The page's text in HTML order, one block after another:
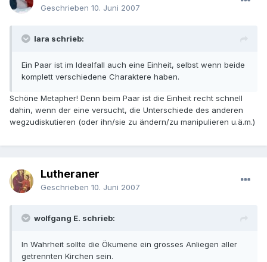
Geschrieben 10. Juni 2007
lara schrieb:
Ein Paar ist im Idealfall auch eine Einheit, selbst wenn beide
komplett verschiedene Charaktere haben.
Schöne Metapher! Denn beim Paar ist die Einheit recht schnell
dahin, wenn der eine versucht, die Unterschiede des anderen
wegzudiskutieren (oder ihn/sie zu ändern/zu manipulieren u.ä.m.)
Lutheraner
Geschrieben 10. Juni 2007
wolfgang E. schrieb:
In Wahrheit sollte die Ökumene ein grosses Anliegen aller
getrennten Kirchen sein.